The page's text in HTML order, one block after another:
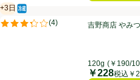
吉野商店 やみつき胡瓜 120g
+3日
賞味・消費期限保証：3日
冷蔵食品
(4)
評価は4件のレビューで5点中3.3点。
吉野商店 やみ
120g (￥190/
価格
￥228税込￥